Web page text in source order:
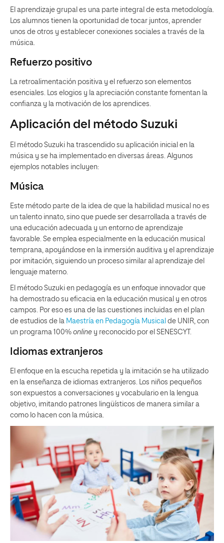
El aprendizaje grupal es una parte integral de esta metodología.
Los alumnos tienen la oportunidad de tocar juntos, aprender
unos de otros y establecer conexiones sociales a través de la
música.
Refuerzo positivo
La retroalimentación positiva y el refuerzo son elementos
esenciales. Los elogios y la apreciación constante fomentan la
confianza y la motivación de los aprendices.
Aplicación del método Suzuki
El método Suzuki ha trascendido su aplicación inicial en la
música y se ha implementado en diversas áreas. Algunos
ejemplos notables incluyen:
Música
Este método parte de la idea de que la habilidad musical no es
un talento innato, sino que puede ser desarrollada a través de
una educación adecuada y un entorno de aprendizaje
favorable. Se emplea especialmente en la educación musical
temprana, apoyándose en la inmersión auditiva y el aprendizaje
por imitación, siguiendo un proceso similar al aprendizaje del
lenguaje materno.
El método Suzuki en pedagogía es un enfoque innovador que
ha demostrado su eficacia en la educación musical y en otros
campos. Por eso es una de las cuestiones incluidas en el plan
de estudios de la Maestría en Pedagogía Musical de UNIR, con
un programa 100% online y reconocido por el SENESCYT.
Idiomas extranjeros
El enfoque en la escucha repetida y la imitación se ha utilizado
en la enseñanza de idiomas extranjeros. Los niños pequeños
son expuestos a conversaciones y vocabulario en la lengua
objetivo, imitando patrones lingüísticos de manera similar a
como lo hacen con la música.